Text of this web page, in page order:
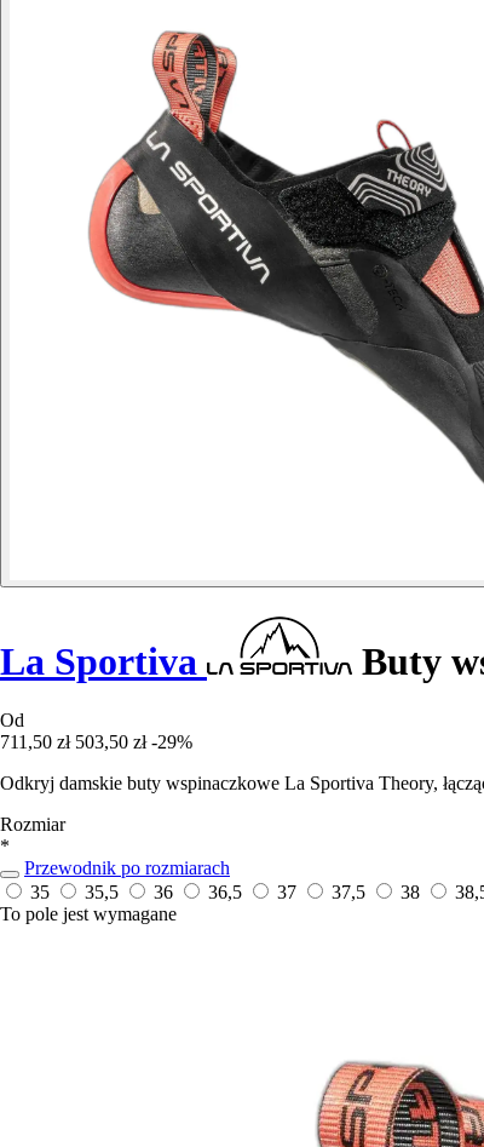
La Sportiva Buty
Od
711,50 zł 503,50 zł -29%
Odkryj damskie buty wspinaczkowe La Sportiva Theory,
Rozmiar
*
Przewodnik po rozmiarach
35
35,5 36 36,5 37 37,5 38
To pole jest wymagane